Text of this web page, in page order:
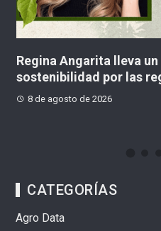
Movimiento
“tercera
Colombia
CATEGORÍAS
Agro Data